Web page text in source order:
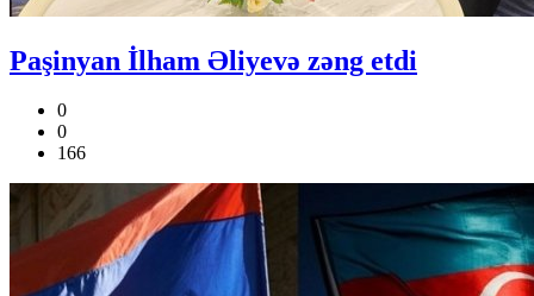
Paşinyan İlham Əliyevə zəng etdi
0
0
166